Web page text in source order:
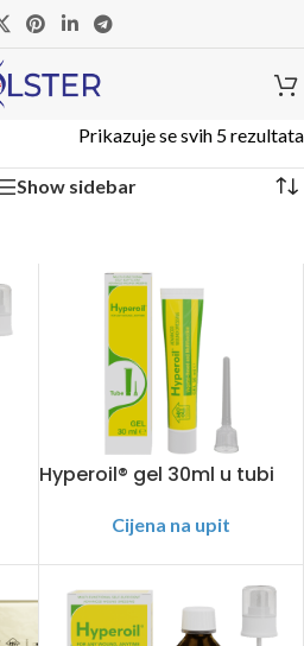
Prikazuje se svih 5 rezultata
Show sidebar
Hyperoil® gel 30ml u tubi
Cijena na upit